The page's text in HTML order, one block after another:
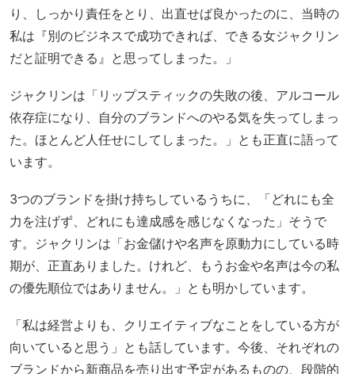
り、しっかり責任をとり、出直せば良かったのに、当時の
私は『別のビジネスで成功できれば、できる女ジャクリン
だと証明できる』と思ってしまった。」
ジャクリンは「リップスティックの失敗の後、アルコール
依存症になり、自分のブランドへのやる気を失ってしまっ
た。ほとんど人任せにしてしまった。」とも正直に語って
います。
3つのブランドを掛け持ちしているうちに、「どれにも全
力を注げず、どれにも達成感を感じなくなった」そうで
す。ジャクリンは「お金儲けや名声を原動力にしている時
期が、正直ありました。けれど、もうお金や名声は今の私
の優先順位ではありません。」とも明かしています。
「私は経営よりも、クリエイティブなことをしている方が
向いていると思う」とも話しています。今後、それぞれの
ブランドから新商品を売り出す予定があるものの、段階的